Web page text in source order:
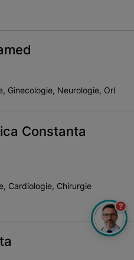
Ginecologie, Neurologie, Orl
Constanta
Cardiologie, Chirurgie
?